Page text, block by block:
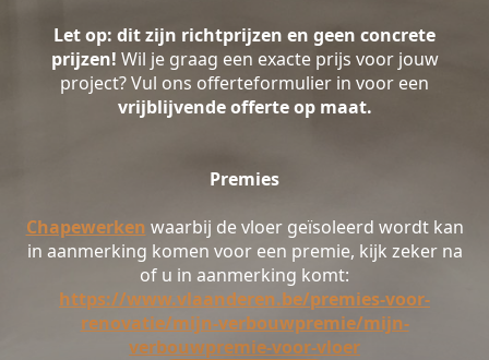
Let op: dit zijn richtprijzen en geen concrete
prijzen! Wil je graag een exacte prijs voor jouw
project? Vul ons offerteformulier in voor een
vrijblijvende offerte op maat.
Premies
Chapewerken waarbij de vloer geïsoleerd wordt kan
in aanmerking komen voor een premie, kijk zeker na
of u in aanmerking komt:
https://www.vlaanderen.be/premies-voor-
renovatie/mijn-verbouwpremie/mijn-
verbouwpremie-voor-vloer